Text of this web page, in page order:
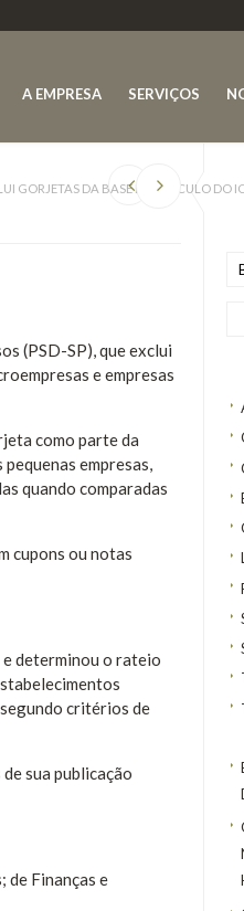
A EMPRESA SERVIÇOS
GORJETAS DA BASE DE CÁLCULO DO
(PSD-SP), que exclui
e empresas
como parte da
empresas,
quando comparadas
cupons ou notas
determinou o rateio
critérios de
sua publicação
de Finanças e